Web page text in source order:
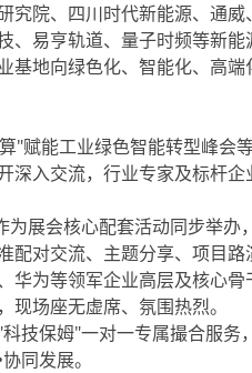
究院、四川时代新能源、通威
易亨轨道、量子时频等新能
基地向绿色化、智能化、高端
赋能工业绿色智能转型峰会
深入交流，行业专家及标杆企
展会核心配套活动同步举办
配对交流、主题分享、项目路
华为等领军企业高层及核心骨
场座无虚席、氛围热烈。
技保姆"一对一专属撮合服务
同发展。